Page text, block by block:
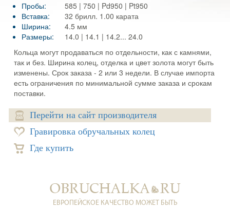
Пробы:
585 | 750 | Pd950 | Pt950
Вставка:
32 брилл. 1.00 карата
Ширина:
4.5 мм
Размеры:
14.0 | 14.1 | 14.2... 24.0
Кольца могут продаваться по отдельности, как с камнями,
так и без. Ширина колец, отделка и цвет золота могут быть
изменены. Срок заказа - 2 или 3 недели. В случае импорта
есть ограничения по минимальной сумме заказа и срокам
поставки.
Перейти на сайт производителя
Гравировка обручальных колец
Где купить
ЕВРОПЕЙСКОЕ КАЧЕСТВО МОЖЕТ БЫТЬ